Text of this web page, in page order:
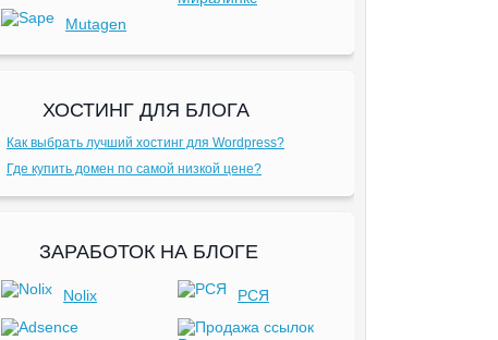
Mutagen
ХОСТИНГ ДЛЯ БЛОГА
Как выбрать лучший хостинг для Wordpress?
Где купить домен по самой низкой цене?
ЗАРАБОТОК НА БЛОГЕ
Nolix РСЯ